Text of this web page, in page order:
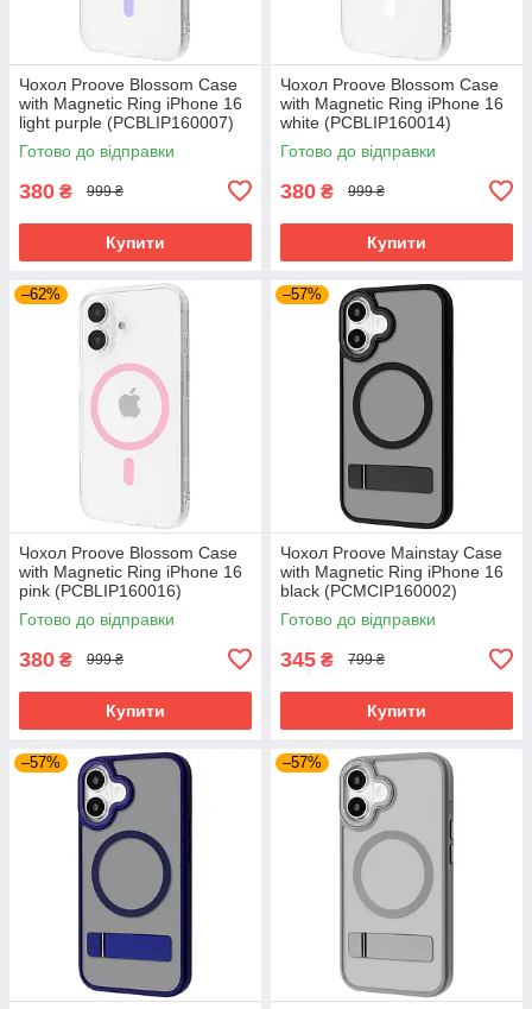
Чохол Proove Blossom Case
with Magnetic Ring iPhone 16
light purple (PCBLIP160007)
Готово до відправки
380 ₴ 999 ₴
Купити
Чохол Proove Blossom Case
with Magnetic Ring iPhone 16
white (PCBLIP160014)
Готово до відправки
380 ₴ 999 ₴
Купити
–62%
Чохол Proove Blossom Case
with Magnetic Ring iPhone 16
pink (PCBLIP160016)
Готово до відправки
380 ₴ 999 ₴
Купити
–57%
Чохол Proove Mainstay Case
with Magnetic Ring iPhone 16
black (PCMCIP160002)
Готово до відправки
345 ₴ 799 ₴
Купити
–57% –57%